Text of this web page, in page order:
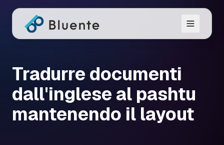
Tradurre documenti
dall'inglese al pashtu
mantenendo il layout